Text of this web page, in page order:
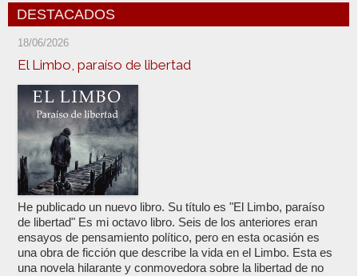
DESTACADOS
18/06/2026
El Limbo, paraíso de libertad
He publicado un nuevo libro. Su título es "El Limbo, paraíso
de libertad" Es mi octavo libro. Seis de los anteriores eran
ensayos de pensamiento político, pero en esta ocasión es
una obra de ficción que describe la vida en el Limbo. Esta es
una novela hilarante y conmovedora sobre la libertad de no